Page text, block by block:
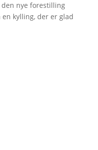
nye forestilling
en kylling, der er glad